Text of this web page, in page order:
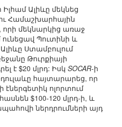
Ալիևը մեկնեց
Համաշխարհային
որի մեկնարկից առաջ
Պուտինի և
Ստամբուլում
Թուրքիայի
է $20 մլրդ: Իսկ SOCAR-ի
հայտարարեց, որ
էներգետիկ ոլորտում
$100-120 մլրդ-ի, և
ներդրումների այդ